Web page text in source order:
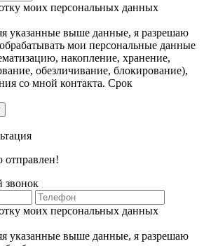
моих персональных данных
указанные выше данные, я разрешаю
мои персональные данные
накопление, хранение,
обезличивание, блокирование),
со мной контакта. Срок
отправлен!
звонок
моих персональных данных
указанные выше данные, я разрешаю